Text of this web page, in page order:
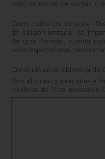
batió un récord de ventas, o
Como todos los libros de
de edición limitada– se
de gran formato, cuenta
bolsa especial para
Conócela en la biblioteca de
Mira el video y descubre el
los libros de “The Impossible